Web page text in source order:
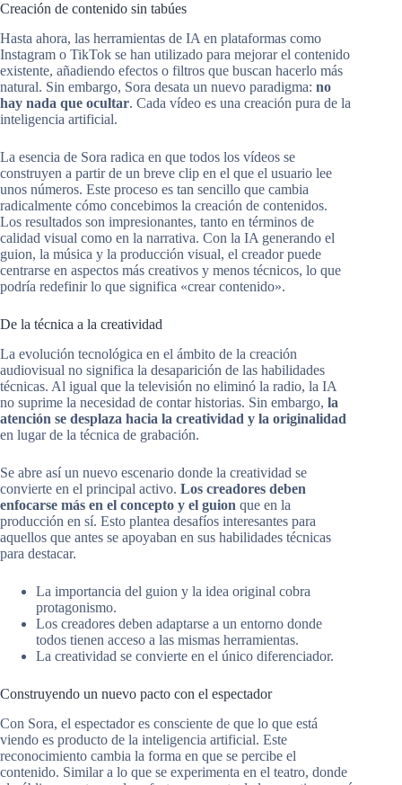
Creación de contenido sin tabúes
Hasta ahora, las herramientas de IA en plataformas como
Instagram o TikTok se han utilizado para mejorar el contenido
existente, añadiendo efectos o filtros que buscan hacerlo más
natural. Sin embargo, Sora desata un nuevo paradigma: no
hay nada que ocultar. Cada vídeo es una creación pura de la
inteligencia artificial.
La esencia de Sora radica en que todos los vídeos se
construyen a partir de un breve clip en el que el usuario lee
unos números. Este proceso es tan sencillo que cambia
radicalmente cómo concebimos la creación de contenidos.
Los resultados son impresionantes, tanto en términos de
calidad visual como en la narrativa. Con la IA generando el
guion, la música y la producción visual, el creador puede
centrarse en aspectos más creativos y menos técnicos, lo que
podría redefinir lo que significa «crear contenido».
De la técnica a la creatividad
La evolución tecnológica en el ámbito de la creación
audiovisual no significa la desaparición de las habilidades
técnicas. Al igual que la televisión no eliminó la radio, la IA
no suprime la necesidad de contar historias. Sin embargo, la
atención se desplaza hacia la creatividad y la originalidad
en lugar de la técnica de grabación.
Se abre así un nuevo escenario donde la creatividad se
convierte en el principal activo. Los creadores deben
enfocarse más en el concepto y el guion que en la
producción en sí. Esto plantea desafíos interesantes para
aquellos que antes se apoyaban en sus habilidades técnicas
para destacar.
La importancia del guion y la idea original cobra
protagonismo.
Los creadores deben adaptarse a un entorno donde
todos tienen acceso a las mismas herramientas.
La creatividad se convierte en el único diferenciador.
Construyendo un nuevo pacto con el espectador
Con Sora, el espectador es consciente de que lo que está
viendo es producto de la inteligencia artificial. Este
reconocimiento cambia la forma en que se percibe el
contenido. Similar a lo que se experimenta en el teatro, donde